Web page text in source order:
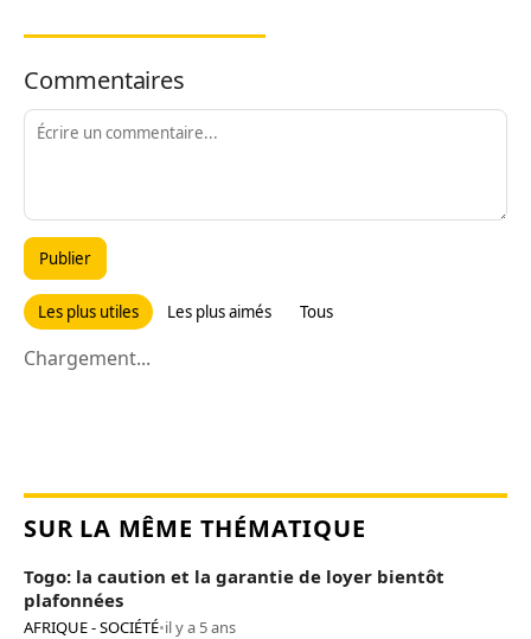
Commentaires
Publier
Les plus utiles Les plus aimés Tous
Chargement...
SUR LA MÊME THÉMATIQUE
Togo: la caution et la garantie de loyer bientôt
plafonnées
AFRIQUE - SOCIÉTÉ•il y a 5 ans